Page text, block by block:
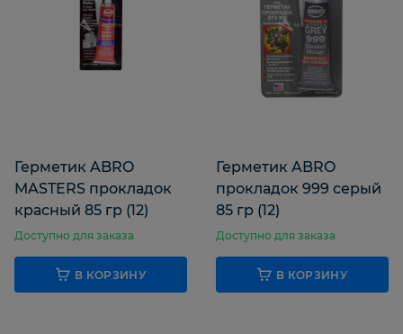
ЛОКТАЙД
A
ABRO AGA
H
Герметик ABRO
MASTERS прокладок
красный 85 гр (12)
Доступно для заказа
В КОРЗИНУ
Герметик ABRO
прокладок 999 серый
85 гр (12)
Доступно для заказа
В КОРЗИНУ